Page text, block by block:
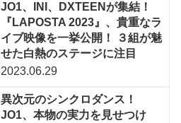
JO1、INI、DXTEENが集結！
『LAPOSTA 2023』、貴重なラ
イブ映像を一挙公開！ ３組が魅
せた白熱のステージに注目
2023.06.29
異次元のシンクロダンス！
JO1、本物の実力を見せつけ